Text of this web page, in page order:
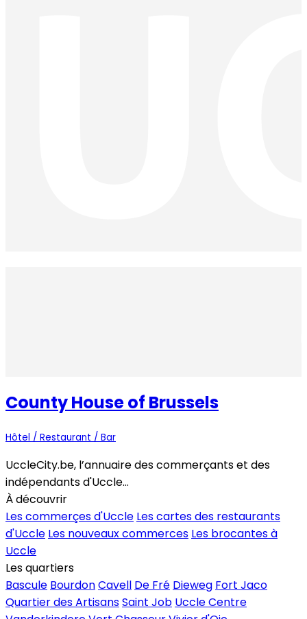
County House of Brussels
Hôtel / Restaurant / Bar
UccleCity.be, l’annuaire des commerçants et des
indépendants d'Uccle...
À découvrir
Les commerçes d'Uccle Les cartes des restaurants
d'Uccle Les nouveaux commerces Les brocantes à
Uccle
Les quartiers
Bascule BourdonCavell De Fré Dieweg Fort Jaco
Quartier des ArtisansSaint Job Uccle Centre